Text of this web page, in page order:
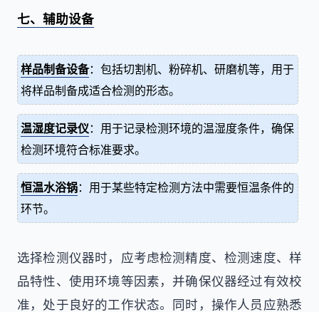
七、辅助设备
样品制备设备：包括切割机、粉碎机、研磨机等，用于
将样品制备成适合检测的形态。
温湿度记录仪：用于记录检测环境的温湿度条件，确保
检测环境符合标准要求。
恒温水浴锅：用于某些特定检测方法中需要恒温条件的
环节。
选择检测仪器时，应考虑检测精度、检测速度、样
品特性、使用环境等因素，并确保仪器经过有效校
准，处于良好的工作状态。同时，操作人员应熟悉